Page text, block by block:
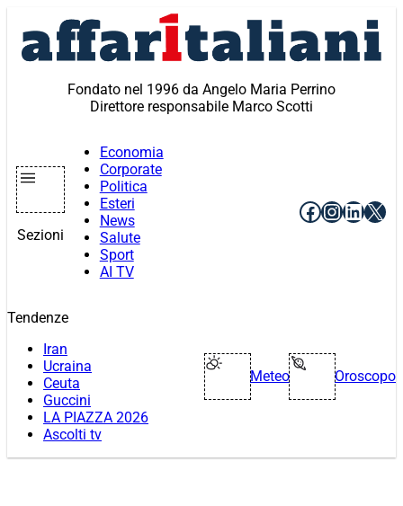
contenuto
Fondato nel 1996 da Angelo Maria Perrino
Direttore responsabile Marco Scotti
Sezioni
Economia
Corporate
Politica
Esteri
News
Salute
Sport
AI TV
Facebook
X
Tendenze
Iran
Ucraina
Ceuta
Guccini
LA PIAZZA 2026
Ascolti tv
Meteo Oroscopo